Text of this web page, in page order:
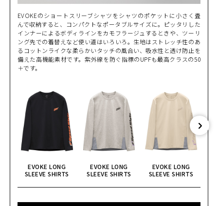
EVOKEのショートスリーブシャツをシャツのポケットに小さく畳
んで収納すると、コンパクトなポータブルサイズに。ピッタリした
インナーによるボディラインをカモフラージュするときや、ツーリ
ング先での着替えなど使い道はいろいろ。生地はストレッチ性のあ
るコットンライクな柔らかいタッチの風合い、吸水性と透け防止を
備えた高機能素材です。紫外線を防ぐ指標のUPFも最高クラスの50
＋です。
EVOKE LONG
SLEEVE SHIRTS
EVOKE LONG
SLEEVE SHIRTS
EVOKE LONG
SLEEVE SHIRTS